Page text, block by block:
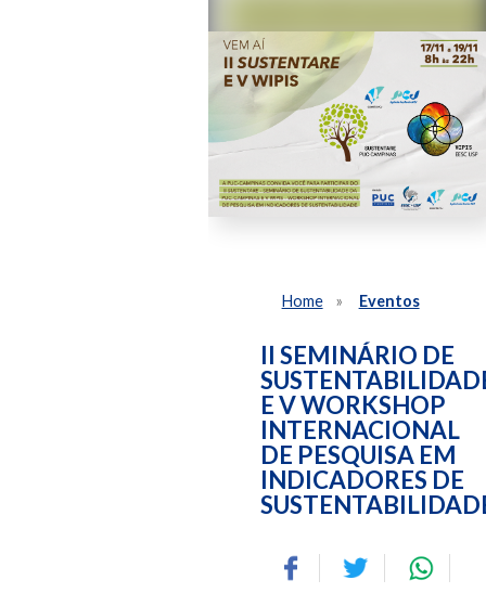
Home Eventos
II SEMINÁRIO DE
E V WORKSHOP
INTERNACIONAL
DE PESQUISA EM
INDICADORES DE